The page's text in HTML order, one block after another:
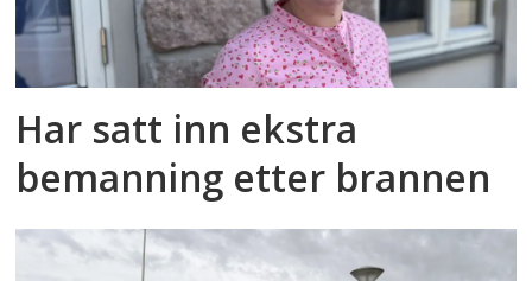
Har satt inn ekstra
bemanning etter brannen